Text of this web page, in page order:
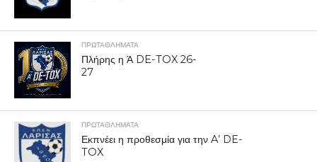
ΠΡΩΤΑΘΛΉΜΑΤΑ
Πλήρης η Ά DE-TOX 26-
27
ΠΡΩΤΑΘΛΉΜΑΤΑ
Εκπνέει η προθεσμία για την A’ DE-
TOX